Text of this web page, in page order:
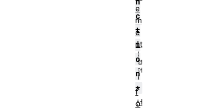
c
t
i
o
n
*
선
e
m
e
nt
f
o